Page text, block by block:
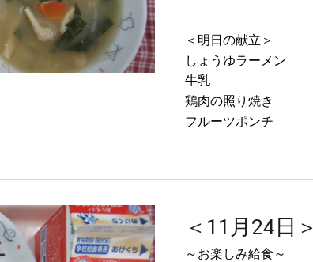
＜明日の献立＞
しょうゆラーメン
牛乳
鶏肉の照り焼き
フルーツポンチ
＜11月24日＞
～お楽しみ給食～